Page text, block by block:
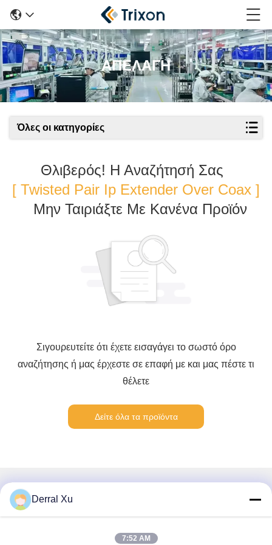
ΑΠΕΛΑΓΗ
Όλες οι κατηγορίες
Θλιβερός! Η Αναζήτησή Σας
[ Twisted Pair Ip Extender Over Coax ]
Μην Ταιριάξτε Με Κανένα Προϊόν
Σιγουρευτείτε ότι έχετε εισαγάγει το σωστό όρο
αναζήτησης ή μας έρχεστε σε επαφή με και μας πέστε τι
θέλετε
Δείτε όλα τα προϊόντα
Γρήγορη επικοινωνία
Derral Xu
7:52 AM